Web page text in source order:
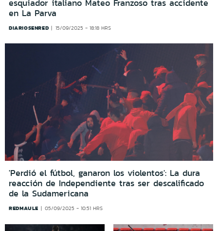
esquiador italiano Mateo Franzoso tras accidente
en La Parva
DIARIOSENRED 15/09/2025 - 18:18 HRS
'Perdió el fútbol, ganaron los violentos': La dura
reacción de Independiente tras ser descalificado
de la Sudamericana
REDMAULE 05/09/2025 - 10:51 HRS